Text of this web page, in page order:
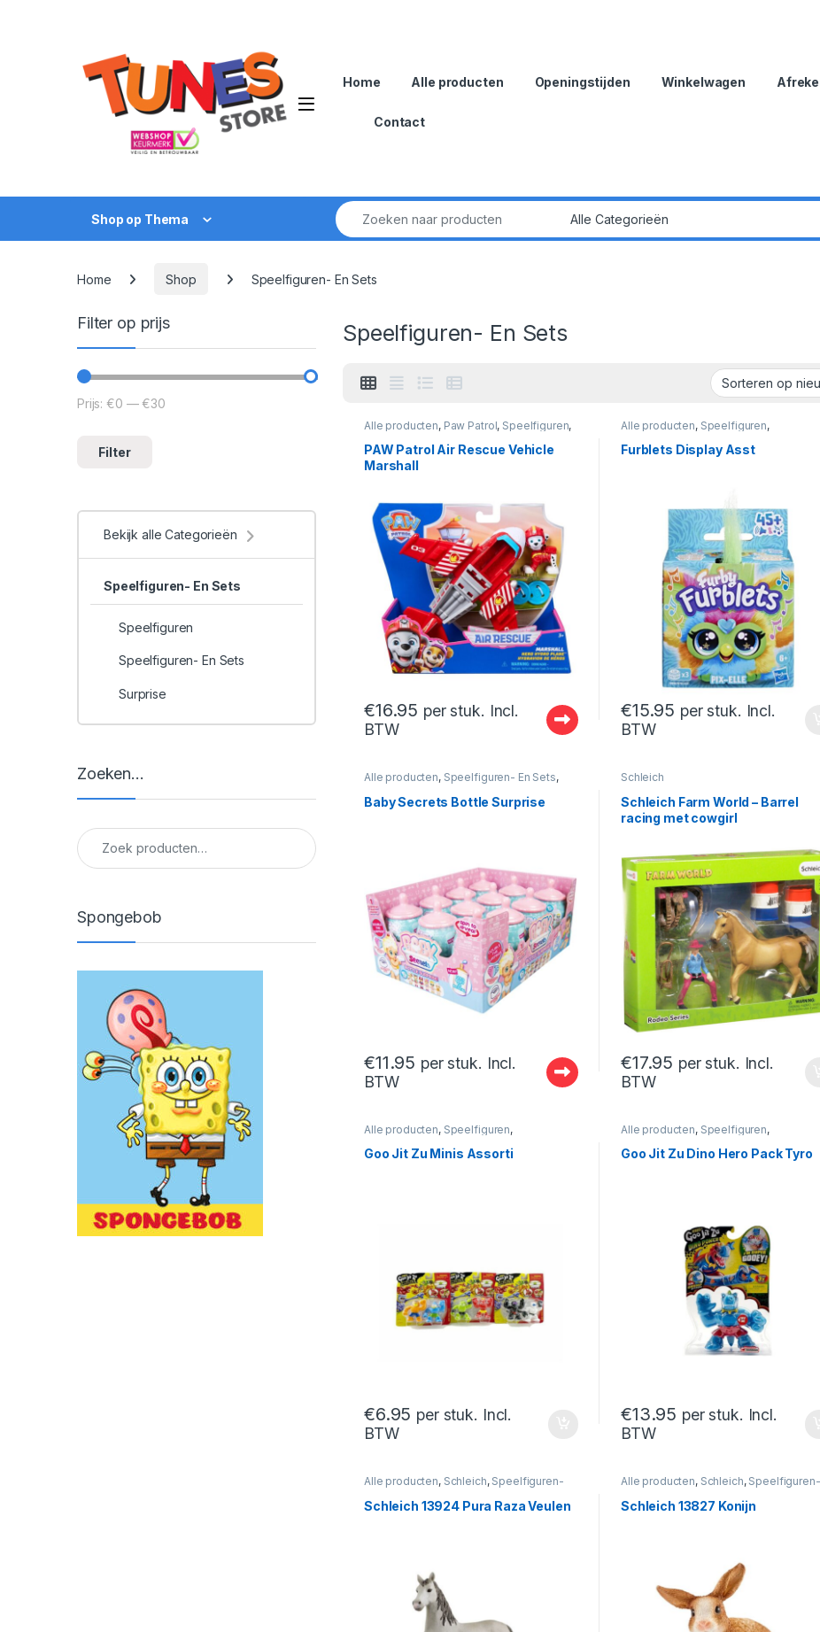
Open
Home Alle producten Openingstijden Winkelwagen
Contact
Shop op Thema
Zoek naar:
Home Shop Speelfiguren- En Sets
Speelfiguren- En Sets
Alle producten, Paw Patrol, Speelfiguren,
PAW Patrol Air Rescue Vehicle
Marshall
€16.95 per stuk. Incl.
BTW
Alle producten, Speelfiguren,
Furblets Display Asst
€15.95 per stuk. Incl.
BTW
Alle producten, Speelfiguren- En Sets,
Surprise
Baby Secrets Bottle Surprise
€11.95 per stuk. Incl.
BTW
Schleich
Schleich Farm World – Barrel
racing met cowgirl
€17.95 per stuk. Incl.
BTW
Alle producten, Speelfiguren,
Goo Jit Zu Minis Assorti
€6.95 per stuk. Incl.
BTW
Alle producten, Speelfiguren,
Goo Jit Zu Dino Hero Pack Tyro
€13.95 per stuk. Incl.
BTW
Alle producten, Schleich, Speelfiguren-
En Sets
Speelfiguren- En Sets
Schleich 13924 Pura Raza Veulen
Alle producten, Schleich, Speelfiguren-
En Sets
Speelfiguren- En Sets
Schleich 13827 Konijn
Filter op prijs
Min. prijs
Max. prijs
Filter
Prijs: €0 — €30
Bekijk alle Categorieën
Speelfiguren- En Sets
Speelfiguren
Speelfiguren- En Sets
Surprise
Zoeken…
Zoeken naar:
Spongebob